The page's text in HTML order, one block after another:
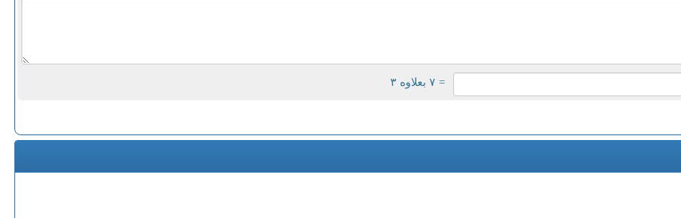
= ۷ بعلاوه ۳